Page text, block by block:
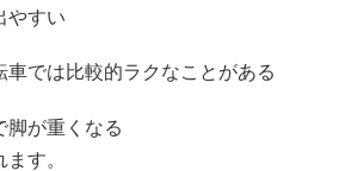
やすい
車では比較的ラクなことがある
脚が重くなる
す。